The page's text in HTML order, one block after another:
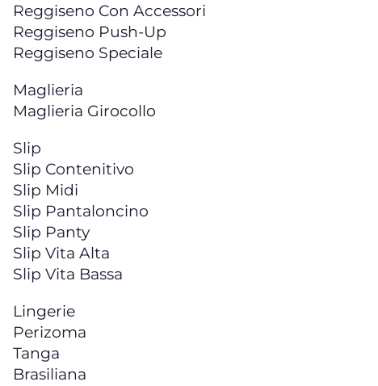
Reggiseno Con Accessori
Reggiseno Push-Up
Reggiseno Speciale
Maglieria
Maglieria Girocollo
Slip
Slip Contenitivo
Slip Midi
Slip Pantaloncino
Slip Panty
Slip Vita Alta
Slip Vita Bassa
Lingerie
Perizoma
Tanga
Brasiliana